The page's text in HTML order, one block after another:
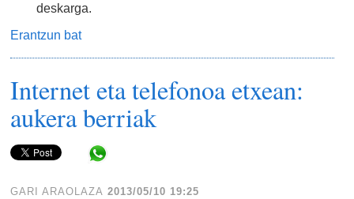
deskarga.
Erantzun bat
Internet eta telefonoa etxean:
aukera berriak
GARI ARAOLAZA 2013/05/10 19:25